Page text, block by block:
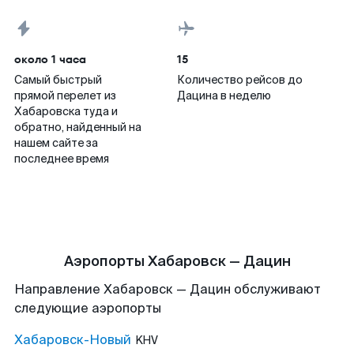
около 1 часа
Самый быстрый
прямой перелет из
Хабаровска туда и
обратно, найденный на
нашем сайте за
последнее время
15
Количество рейсов до
Дацина в неделю
Аэропорты Хабаровск — Дацин
Направление Хабаровск — Дацин обслуживают
следующие аэропорты
Хабаровск-Новый KHV